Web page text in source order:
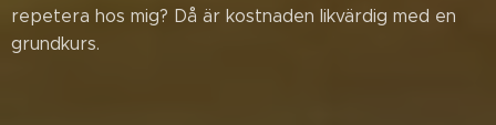
repetera hos mig? Då är kostnaden likvärdig med en
grundkurs.